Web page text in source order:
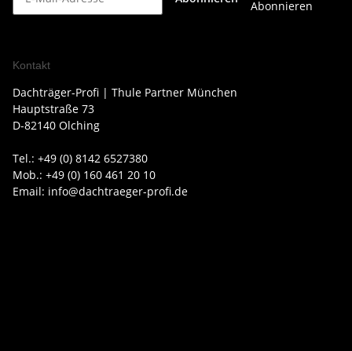
Abonnieren
Kontakt
Dachträger-Profi | Thule Partner München
Hauptstraße 73
D-82140 Olching
Tel.: +49 (0) 8142 6527380
Mob.: +49 (0) 160 461 20 10
Email: info@dachtraeger-profi.de